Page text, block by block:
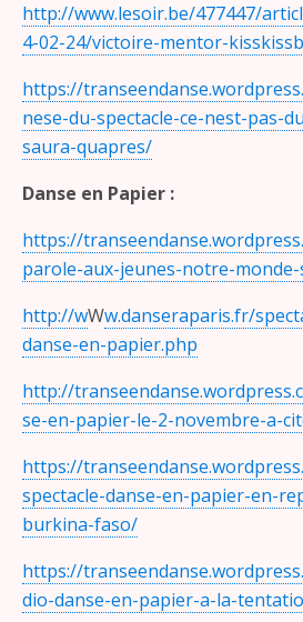
http://www.lesoir.be/477447/
4-02-24/victoire-mentor-
https://
nese-du-spectacle-ce-nest-pas-
saura-quapres/
Danse en Papier :
https://
parole-aux-jeunes-notre-
http://wWw.danseraparis.fr/
danse-en-papier.php
http://
se-en-papier-le-2-novembre-a-
https://
spectacle-danse-en-papier-en-
burkina-faso/
https://
dio-danse-en-papier-a-la-